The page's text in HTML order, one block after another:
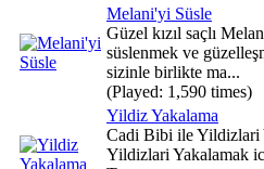
Melani'yi Süsle
Güzel kızıl saçlı
süslenmek ve
sizinle birlikte ma...
(Played: 1,590 times)
Yildiz Yakalama
Cadi Bibi ile Yildizlari
Yildizlari Yakalamak